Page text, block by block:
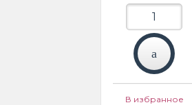
В избранное